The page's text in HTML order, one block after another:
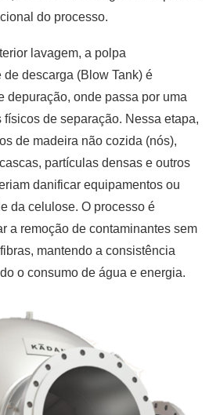
do processo.
lavagem, a polpa
descarga (Blow Tank) é
depuração, onde passa por uma
de separação. Nessa etapa,
de madeira não cozida (nós),
partículas densas e outros
danificar equipamentos ou
da celulose. O processo é
a remoção de contaminantes sem
mantendo a consistência
o consumo de água e energia.